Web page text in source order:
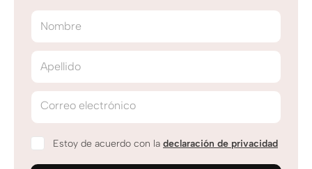
Nombre
Apellido
Correo electrónico
Estoy de acuerdo con la declaración de privacidad